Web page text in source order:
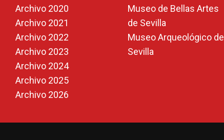
Archivo 2020
Archivo 2021
Archivo 2022
Archivo 2023
Archivo 2024
Archivo 2025
Archivo 2026
Museo de Bellas Artes
de Sevilla
Museo Arqueológico de
Sevilla